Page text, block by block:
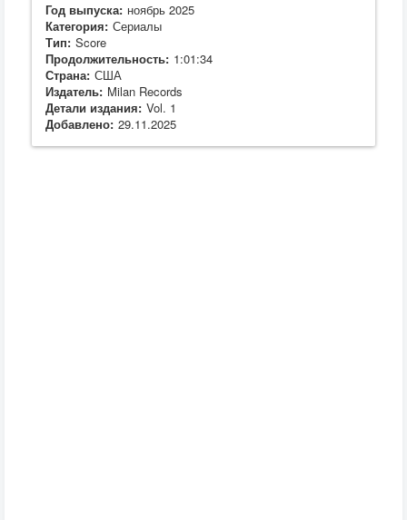
Год выпуска: ноябрь 2025
Категория: Сериалы
Тип: Score
Продолжительность: 1:01:34
Страна: США
Издатель: Milan Records
Детали издания: Vol. 1
Добавлено: 29.11.2025